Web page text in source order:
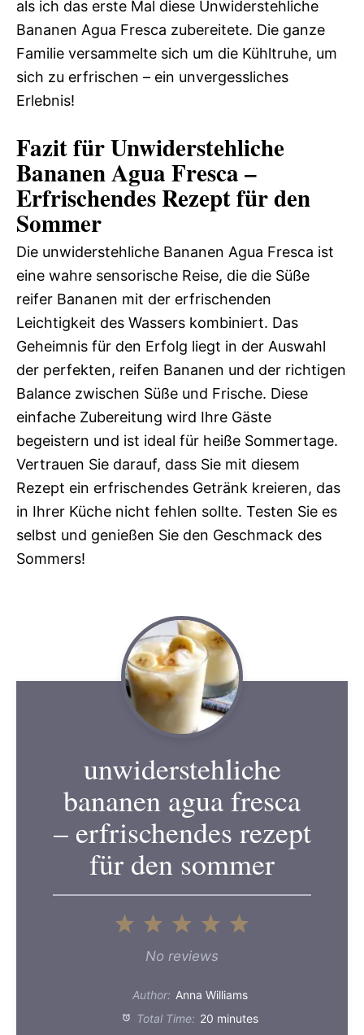
als ich das erste Mal diese Unwiderstehliche
Bananen Agua Fresca zubereitete. Die ganze
Familie versammelte sich um die Kühltruhe, um
sich zu erfrischen – ein unvergessliches
Erlebnis!
Fazit für Unwiderstehliche
Bananen Agua Fresca –
Erfrischendes Rezept für den
Sommer
Die unwiderstehliche Bananen Agua Fresca ist
eine wahre sensorische Reise, die die Süße
reifer Bananen mit der erfrischenden
Leichtigkeit des Wassers kombiniert. Das
Geheimnis für den Erfolg liegt in der Auswahl
der perfekten, reifen Bananen und der richtigen
Balance zwischen Süße und Frische. Diese
einfache Zubereitung wird Ihre Gäste
begeistern und ist ideal für heiße Sommertage.
Vertrauen Sie darauf, dass Sie mit diesem
Rezept ein erfrischendes Getränk kreieren, das
in Ihrer Küche nicht fehlen sollte. Testen Sie es
selbst und genießen Sie den Geschmack des
Sommers!
unwiderstehliche
bananen agua fresca
– erfrischendes rezept
für den sommer
5
4
3
Stars
2
Stars
1
Star
No reviews
Author: Anna Williams
Total Time: 20 minutes